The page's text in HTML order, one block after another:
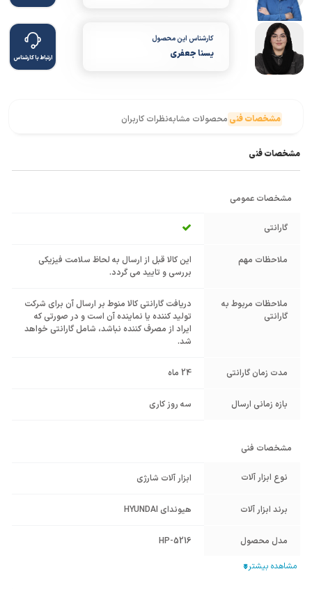
کارشناس این محصول
یسنا جعفری ارتباط با کارشناس
مشخصات فنی محصولات مشابهنظرات کاربران
مشخصات فنی
مشخصات عمومی
گارانتی
ملاحظات مهم
این کالا قبل از ارسال به لحاظ سلامت فیزیکی
بررسی و تایید می گردد.
ملاحظات مربوط به
گارانتی
دریافت گارانتی کالا منوط بر ارسال آن برای شرکت
تولید کننده یا نماینده آن است و در صورتی که
ایراد از مصرف کننده نباشد، شامل گارانتی خواهد
شد.
مدت زمان گارانتی 24 ماه
بازه زمانی ارسال سه روز کاری
مشخصات فنی
نوع ابزار آلات ابزار آلات شارژی
برند ابزار آلات هیوندای HYUNDAI
مدل محصول HP-5216
نوع ابزار شارژی